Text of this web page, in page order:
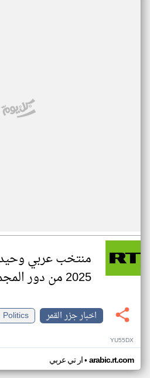
منتخب عربي
2025 من دور المجموعات
اخبار جزر القمر
Politics
YU55DX
ار تي عربي• arabic.rt.com